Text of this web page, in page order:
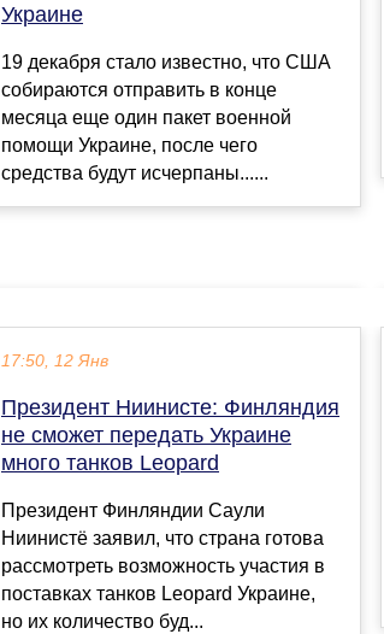
Украине
19 декабря стало известно, что США
собираются отправить в конце
месяца еще один пакет военной
помощи Украине, после чего
средства будут исчерпаны......
17:50, 12 Янв
Президент Ниинисте: Финляндия
не сможет передать Украине
много танков Leopard
Президент Финляндии Саули
Ниинистё заявил, что страна готова
рассмотреть возможность участия в
поставках танков Leopard Украине,
но их количество буд...